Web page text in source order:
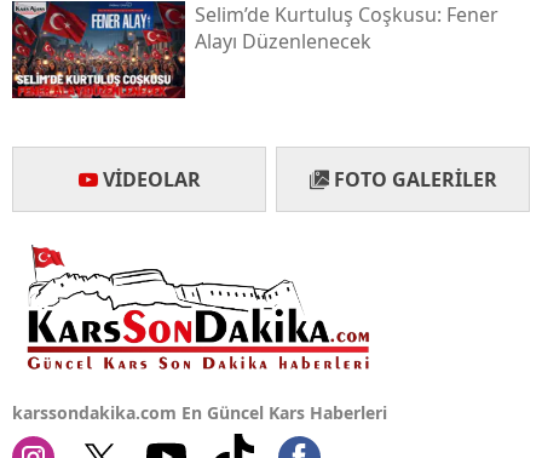
Selim’de Kurtuluş Coşkusu: Fener
Alayı Düzenlenecek
VIDEOLAR FOTO GALERILER
karssondakika.com En Güncel Kars Haberleri